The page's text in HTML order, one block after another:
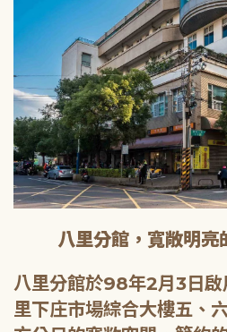
八里分館，寬敞明亮
八里分館於98年2月3日啟
里下庄市場綜合大樓五、